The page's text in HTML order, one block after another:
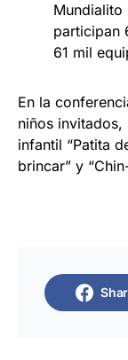
Mundialito
participan
61 mil
En la
niños
infantil “Patita
brincar” y